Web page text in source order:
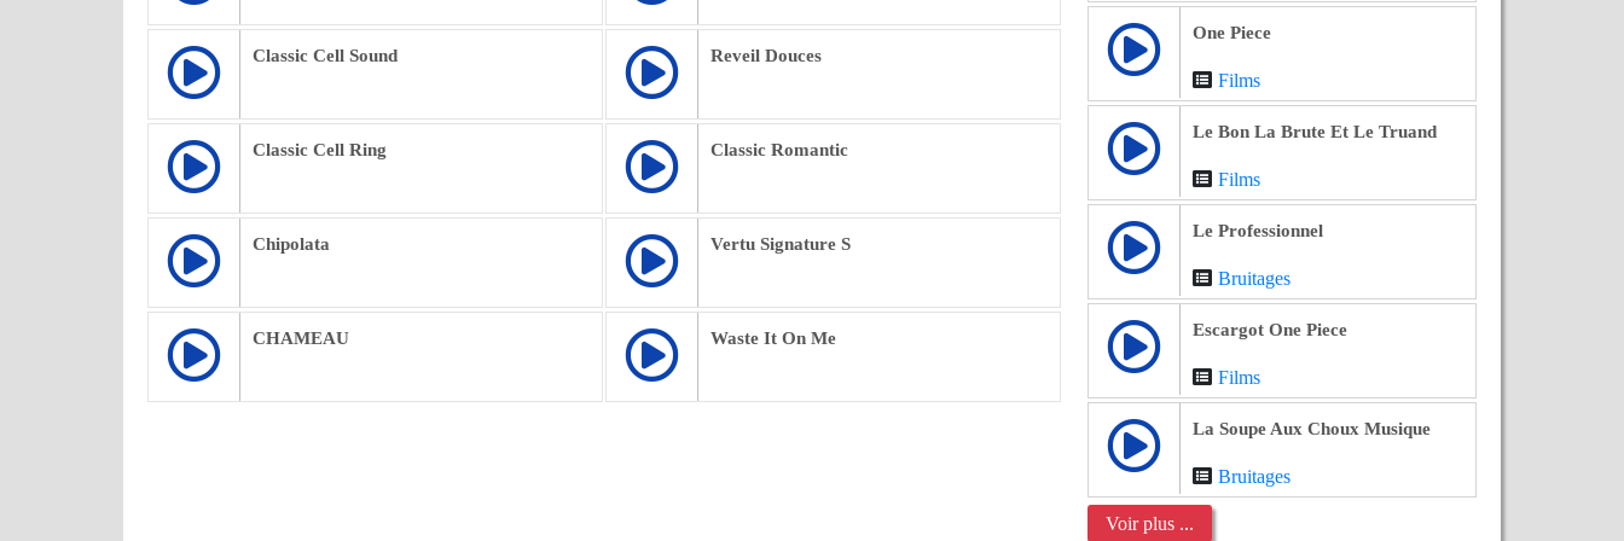
Classic Cell Sound Reveil Douces
Classic Cell Ring Classic Romantic
Chipolata Vertu Signature S
CHAMEAU Waste It On Me
One Piece
Films
Le Bon La Brute Et Le Truand
Films
Le Professionnel
Bruitages
Escargot One Piece
Films
La Soupe Aux Choux Musique
Bruitages
Voir plus ...